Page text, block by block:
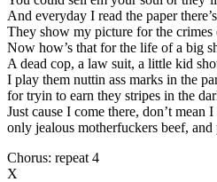
And everyday I read the paper
They show my picture for the crimes
Now how’s that for the life of a big
A dead cop, a law suit, a little kid
I play them nuttin ass marks in the
for tryin to earn they stripes in the
Just cause I come there, don’t mean
only jealous motherfuckers beef,
Chorus: repeat 4
X